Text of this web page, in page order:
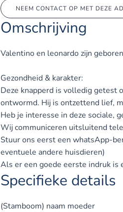
NEEM CONTACT OP MET DEZE
Omschrijving
Valentino en leonardo zijn
Gezondheid & karakter:
Deze knapperd is volledig getest
ontwormd. Hij is ontzettend lief,
Heb je interesse in deze sociale,
Wij communiceren uitsluitend
Stuur ons eerst een whatsApp-
eventuele andere huisdieren)
Als er een goede eerste indruk is
Specifieke details
(Stamboom) naam moeder